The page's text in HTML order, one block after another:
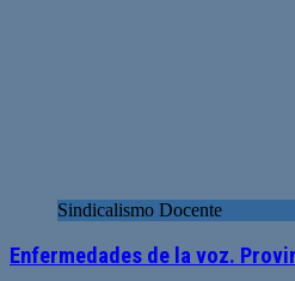
Sindicalismo Docente
Enfermedades de la voz.